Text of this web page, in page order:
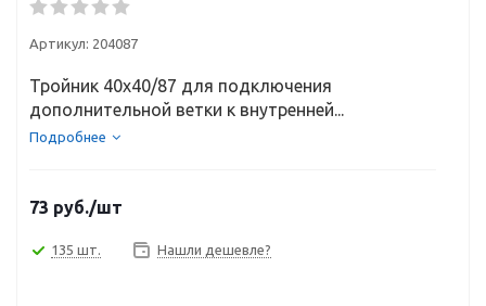
Артикул: 204087
Тройник 40х40/87 для подключения
дополнительной ветки к внутренней...
Подробнее
73 руб./шт
135 шт. Нашли дешевле?